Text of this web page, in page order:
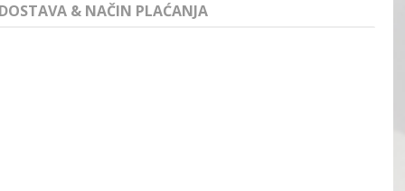
DOSTAVA & NAČIN PLAĆANJA